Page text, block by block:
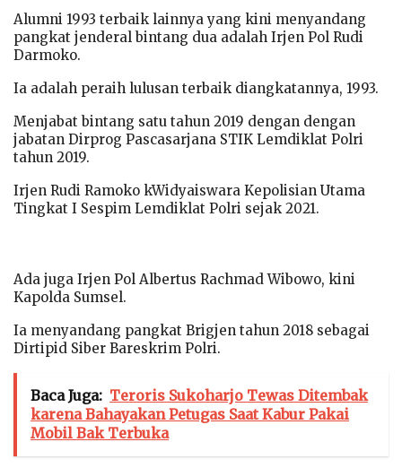
Alumni 1993 terbaik lainnya yang kini menyandang
pangkat jenderal bintang dua adalah Irjen Pol Rudi
Darmoko.
Ia adalah peraih lulusan terbaik diangkatannya, 1993.
Menjabat bintang satu tahun 2019 dengan dengan
jabatan Dirprog Pascasarjana STIK Lemdiklat Polri
tahun 2019.
Irjen Rudi Ramoko kWidyaiswara Kepolisian Utama
Tingkat I Sespim Lemdiklat Polri sejak 2021.
Ada juga Irjen Pol Albertus Rachmad Wibowo, kini
Kapolda Sumsel.
Ia menyandang pangkat Brigjen tahun 2018 sebagai
Dirtipid Siber Bareskrim Polri.
Baca Juga: Teroris Sukoharjo Tewas Ditembak
karena Bahayakan Petugas Saat Kabur Pakai
Mobil Bak Terbuka